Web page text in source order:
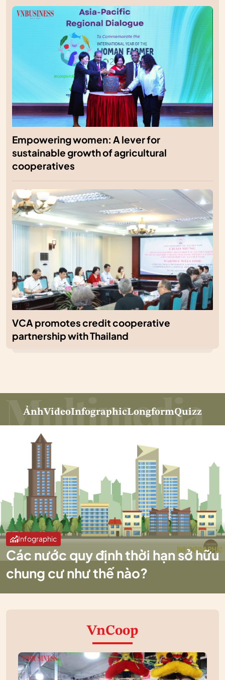
Empowering women: A lever for
sustainable growth of agricultural
cooperatives
VCA promotes credit cooperative
partnership with Thailand
ẢnhVideoInfographicLongformQuizz
Infographic
Các nước quy định thời hạn sở hữu
chung cư như thế nào?
VnCoop